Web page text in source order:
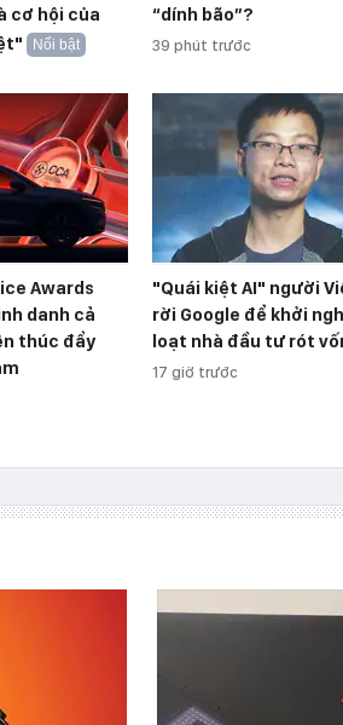
cơ hội của
Nổi bật
“dính bão”?
39 phút trước
Awards
danh cả
thúc đẩy
"Quái kiệt AI" người
rời Google để khởi
loạt nhà đầu tư rót
17 giờ trước